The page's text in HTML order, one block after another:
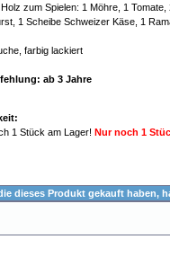
zum Spielen: 1 Möhre, 1
1 Scheibe Schweizer Käse, 1
farbig lackiert
ab 3 Jahre
Nur noch 1
dieses Produkt gekauft haben,